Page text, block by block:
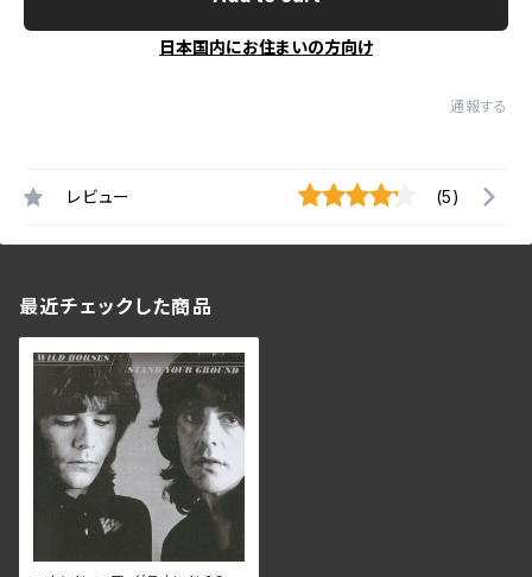
日本国内にお住まいの方向け
通報する
レビュー (5)
最近チェックした商品